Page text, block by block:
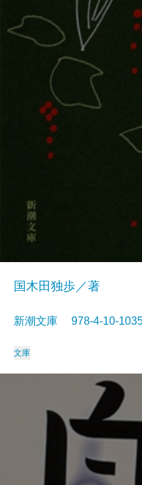
国木田独歩／著
新潮文庫 978-4-10-
文庫